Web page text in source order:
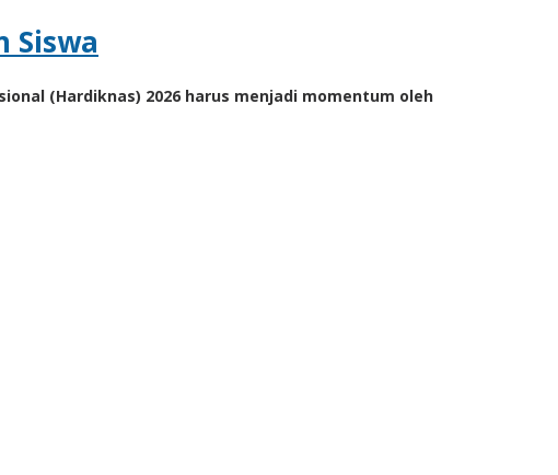
Siswa
(Hardiknas) 2026 harus menjadi momentum oleh